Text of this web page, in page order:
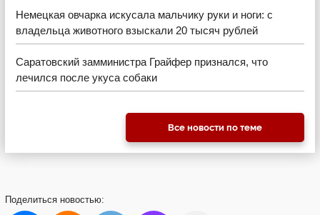
Немецкая овчарка искусала мальчику руки и ноги: с
владельца животного взыскали 20 тысяч рублей
Саратовский замминистра Грайфер признался, что
лечился после укуса собаки
Все новости по теме
Поделиться новостью: